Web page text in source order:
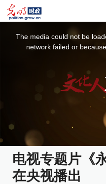
The media could not be
network failed or
电视专题片《
在央视播出